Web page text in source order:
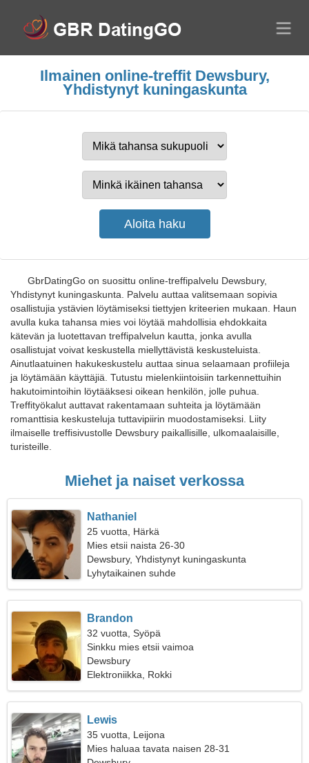
Ilmainen online-treffit Dewsbury,
Yhdistynyt kuningaskunta
GbrDatingGo on suosittu online-treffipalvelu Dewsbury,
Yhdistynyt kuningaskunta. Palvelu auttaa valitsemaan sopivia
osallistujia ystävien löytämiseksi tiettyjen kriteerien mukaan. Haun
avulla kuka tahansa mies voi löytää mahdollisia ehdokkaita
kätevän ja luotettavan treffipalvelun kautta, jonka avulla
osallistujat voivat keskustella miellyttävistä keskusteluista.
Ainutlaatuinen hakukeskustelu auttaa sinua selaamaan profiileja
ja löytämään käyttäjiä. Tutustu mielenkiintoisiin tarkennettuihin
hakutoimintoihin löytääksesi oikean henkilön, jolle puhua.
Treffityökalut auttavat rakentamaan suhteita ja löytämään
romanttisia keskusteluja tuttavipiirin muodostamiseksi. Liity
ilmaiselle treffisivustolle Dewsbury paikallisille, ulkomaalaisille,
turisteille.
Miehet ja naiset verkossa
Nathaniel
25 vuotta, Härkä
Mies etsii naista 26-30
Dewsbury, Yhdistynyt kuningaskunta
Lyhytaikainen suhde
Brandon
32 vuotta, Syöpä
Sinkku mies etsii vaimoa
Dewsbury
Elektroniikka, Rokki
Lewis
35 vuotta, Leijona
Mies haluaa tavata naisen 28-31